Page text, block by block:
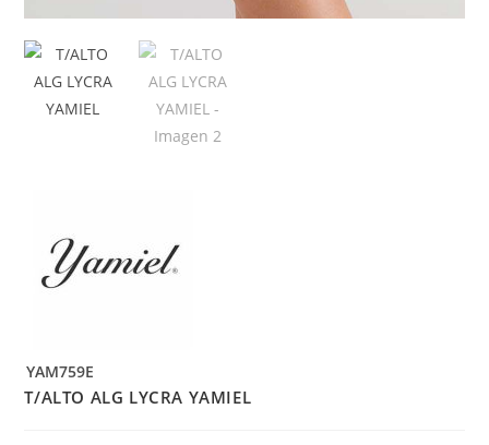
YAM759E
T/ALTO ALG LYCRA YAMIEL